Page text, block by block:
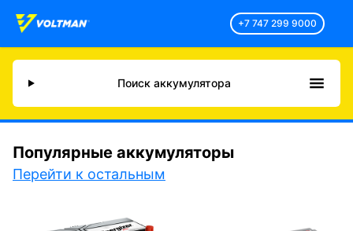
+7 747 299 9000
Поиск аккумулятора
Популярные аккумуляторы
Перейти к остальным